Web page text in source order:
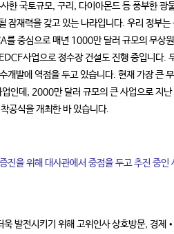
한 국토규모, 구리, 다이아몬드 등 풍부한 광
잠재력을 갖고 있는 나라입니다. 우리 정부는
를 중심으로 매년 1000만 달러 규모의 무상
사업으로 정수장 건설도 진행 중입니다.
개발에 역점을 두고 있습니다. 현재 가장 큰
인데, 2000만 달러 규모의 큰 사업으로 지
공식을 개최한 바 있습니다.
진을 위해 대사관에서 중점을 두고 추진 중인
욱 발전시키기 위해 고위인사 상호방문, 경제